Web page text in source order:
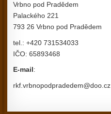
Vrbno pod Pradědem
Palackého 221
793 26 Vrbno pod Pradědem
tel.: +420 731534033
IČO: 65893468
E-mail:
rkf.vrbnopodpradedem@doo.cz